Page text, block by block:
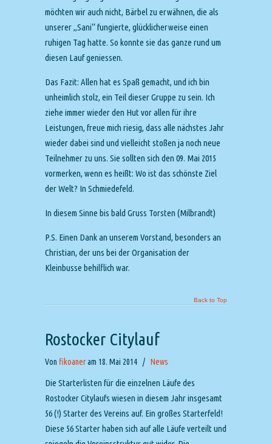
möchten wir auch nicht, Bärbel zu erwähnen, die als
unserer „Sani“ fungierte, glücklicherweise einen
ruhigen Tag hatte. So konnte sie das ganze rund um
diesen Lauf geniessen.
Das Fazit: Allen hat es Spaß gemacht, und ich bin
unheimlich stolz, ein Teil dieser Gruppe zu sein. Ich
ziehe immer wieder den Hut vor allen für ihre
Leistungen, freue mich riesig, dass alle nächstes Jahr
wieder dabei sind und vielleicht stoßen ja noch neue
Teilnehmer zu uns. Sie sollten sich den 09. Mai 2015
vormerken, wenn es heißt: Wo ist das schönste Ziel
der Welt? In Schmiedefeld.
In diesem Sinne bis bald Gruss Torsten (Milbrandt)
P.S. Einen Dank an unserem Vorstand, besonders an
Christian, der uns bei der Organisation der
Kleinbusse behilflich war.
Back to Top
Rostocker Citylauf
Von fikoaneram 18. Mai 2014 / News
Die Starterlisten für die einzelnen Läufe des
Rostocker Citylaufs wiesen in diesem Jahr insgesamt
56 (!) Starter des Vereins auf. Ein großes Starterfeld!
Diese 56 Starter haben sich auf alle Läufe verteilt und